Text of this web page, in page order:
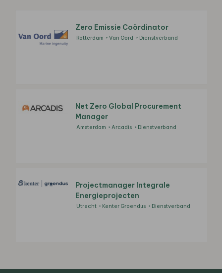
Zero Emissie Coördinator
Rotterdam Van Oord Dienstverband
Net Zero Global Procurement
Manager
Amsterdam Arcadis Dienstverband
Projectmanager Integrale
Energieprojecten
Utrecht Kenter Groendus Dienstverband